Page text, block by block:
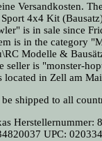
Versandkosten.
4x4 Kit
is in sale since
is in the category
Modelle &
seller is "monster-
located in Zell am
shipped to all
Herstellernummer:
UPC: